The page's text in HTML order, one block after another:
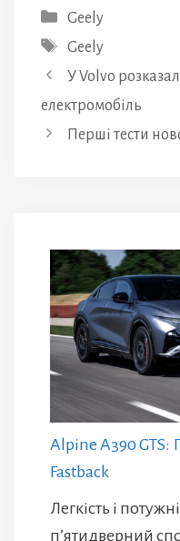
Категорії
Geely
Позначки
Geely
У Volvo
електромобіль
Перші тести
Alpine A390 GTS:
Fastback
Легкість і
п’ятидверний